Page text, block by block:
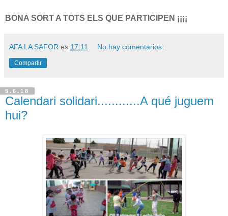
BONA SORT A TOTS ELS QUE PARTICIPEN ¡¡¡¡
AFA LA SAFOR es 17:11 No hay comentarios:
Compartir
5.6.18
Calendari solidari............A qué juguem
hui?